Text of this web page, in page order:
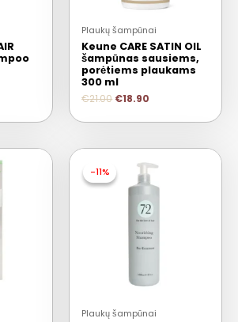
Plaukų šampūnai
Keune CARE SATIN OIL
šampūnas sausiems,
porėtiems plaukams
300 ml
€21.00 €18.90
-11%
-11%
Plaukų šampūnai